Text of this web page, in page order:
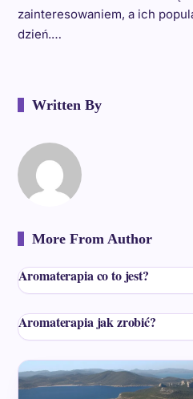
zainteresowaniem, a ich
dzień.…
Written By
More From Author
Aromaterapia co to jest?
Aromaterapia jak zrobić?